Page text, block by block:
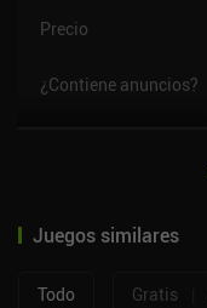
Precio
¿Contiene anuncios?
Juegos similares
Todo Gratis